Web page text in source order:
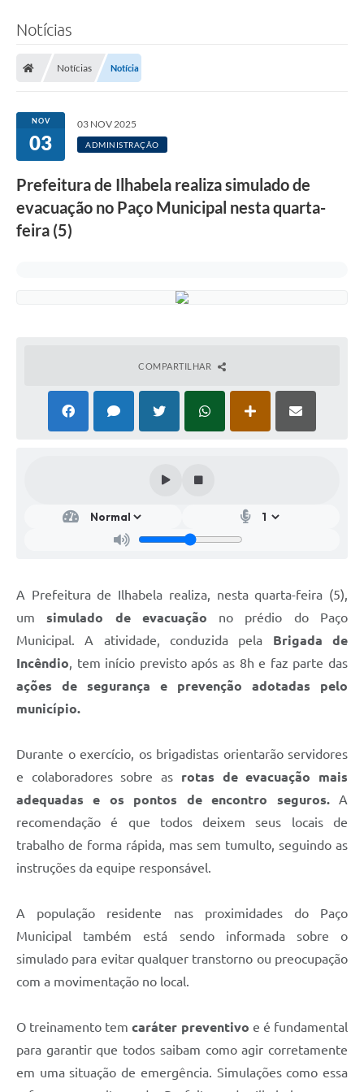
Notícias
Notícias Notícia
NOV
03
03 NOV 2025
ADMINISTRAÇÃO
Prefeitura de Ilhabela realiza simulado de
evacuação no Paço Municipal nesta quarta-
feira (5)
COMPARTILHAR
A Prefeitura de Ilhabela realiza, nesta quarta-feira (5),
um simulado de evacuação no prédio do Paço
Municipal. A atividade, conduzida pela Brigada de
Incêndio , tem início previsto após as 8h e faz parte das
ações de segurança e prevenção adotadas pelo
município.
Durante o exercício, os brigadistas orientarão servidores
e colaboradores sobre as rotas de evacuação mais
adequadas e os pontos de encontro seguros. A
recomendação é que todos deixem seus locais de
trabalho de forma rápida, mas sem tumulto, seguindo as
instruções da equipe responsável.
A população residente nas proximidades do Paço
Municipal também está sendo informada sobre o
simulado para evitar qualquer transtorno ou preocupação
com a movimentação no local.
O treinamento temcaráter preventivo e é fundamental
para garantir que todos saibam como agir corretamente
em uma situação de emergência. Simulações como essa